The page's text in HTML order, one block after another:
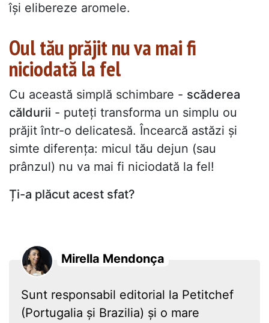
își elibereze aromele.
Oul tău prăjit nu va mai fi
niciodată la fel
Cu această simplă schimbare - scăderea
căldurii - puteți transforma un simplu ou
prăjit într-o delicatesă. Încearcă astăzi și
simte diferența: micul tău dejun (sau
prânzul) nu va mai fi niciodată la fel!
Ți-a plăcut acest sfat?
Mirella Mendonça
Sunt responsabil editorial la Petitchef
(Portugalia și Brazilia) și o mare